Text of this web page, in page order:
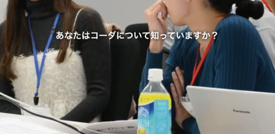
コーダと親の語り
コーダ情報
コーダ研究